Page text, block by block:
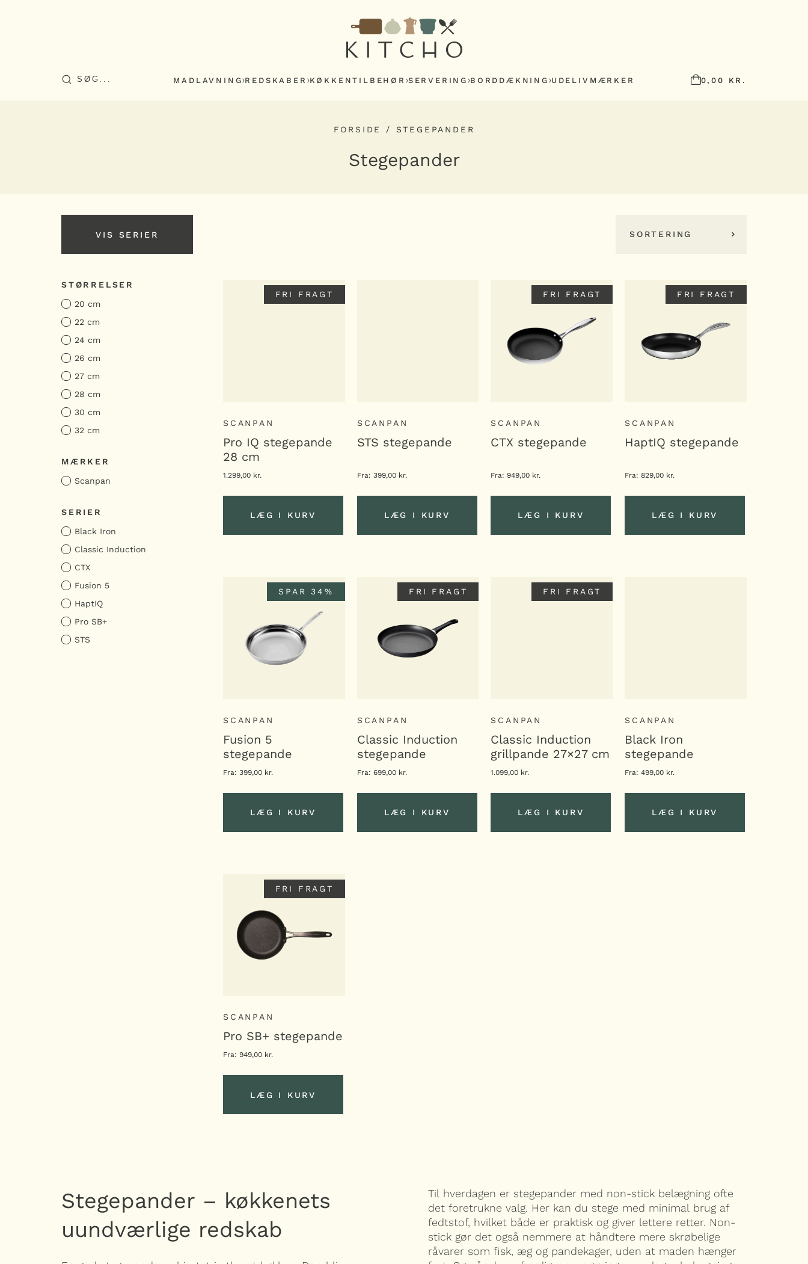
MADLAVNING REDSKABER KØKKENTILBEHØR SERVERING BORDDÆKNING UDELIV MÆRKER 0,00 KR.
FORSIDE / STEGEPANDER
Stegepander
VIS SERIER
VIS SERIER
STØRRELSER
20 cm
22 cm
24 cm
26 cm
27 cm
28 cm
30 cm
32 cm
MÆRKER
Scanpan
SERIER
Black Iron
Classic Induction
CTX
Fusion 5
HaptIQ
Pro SB+
STS
SORTERING
FRI FRAGT
SCANPAN
Pro IQ stegepande
28 cm
1.299,00 kr.
LÆG I KURV
SCANPAN
STS stegepande
Fra: 399,00 kr.
LÆG I KURV
FRI FRAGT
SCANPAN
CTX stegepande
Fra:949,00 kr.
LÆG I KURV
FRI FRAGT
SCANPAN
HaptIQ stegepande
Fra:829,00 kr.
LÆG I KURV
SPAR 34%
SCANPAN
Fusion 5
stegepande
Fra: 399,00 kr.
LÆG I KURV
FRI FRAGT
SCANPAN
Classic Induction
stegepande
Fra: 699,00 kr.
LÆG I KURV
FRI FRAGT
SCANPAN
Classic Induction
grillpande 27×27 cm
1.099,00 kr.
LÆG I KURV
SCANPAN
Black Iron
stegepande
Fra:499,00 kr.
LÆG I KURV
FRI FRAGT
SCANPAN
Pro SB+ stegepande
Fra: 949,00 kr.
LÆG I KURV
Stegepander – køkkenets
uundværlige redskab
Til hverdagen er stegepander med non-stick belægning ofte
det foretrukne valg. Her kan du stege med minimal brug af
fedtstof, hvilket både er praktisk og giver lettere retter. Non-
stick gør det også nemmere at håndtere mere skrøbelige
råvarer som fisk, æg og pandekager, uden at maden hænger